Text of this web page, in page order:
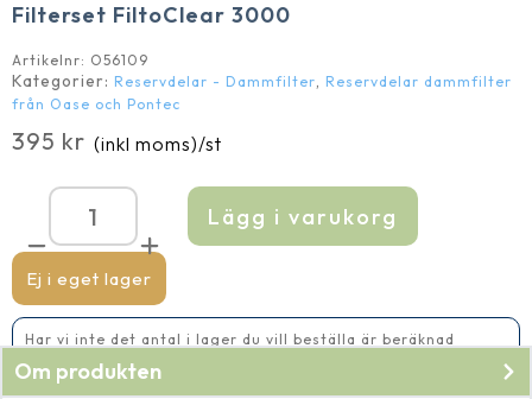
Filterset FiltoClear 3000
Artikelnr: O56109
Kategorier: Reservdelar - Dammfilter, Reservdelar dammfilter
från Oase och Pontec
395 kr (inkl moms)/st
Ej i eget lager
Filterset
FiltoClear
3000
mängd
Lägg i varukorg
Har vi inte det antal i lager du vill beställa är beräknad
Om produkten